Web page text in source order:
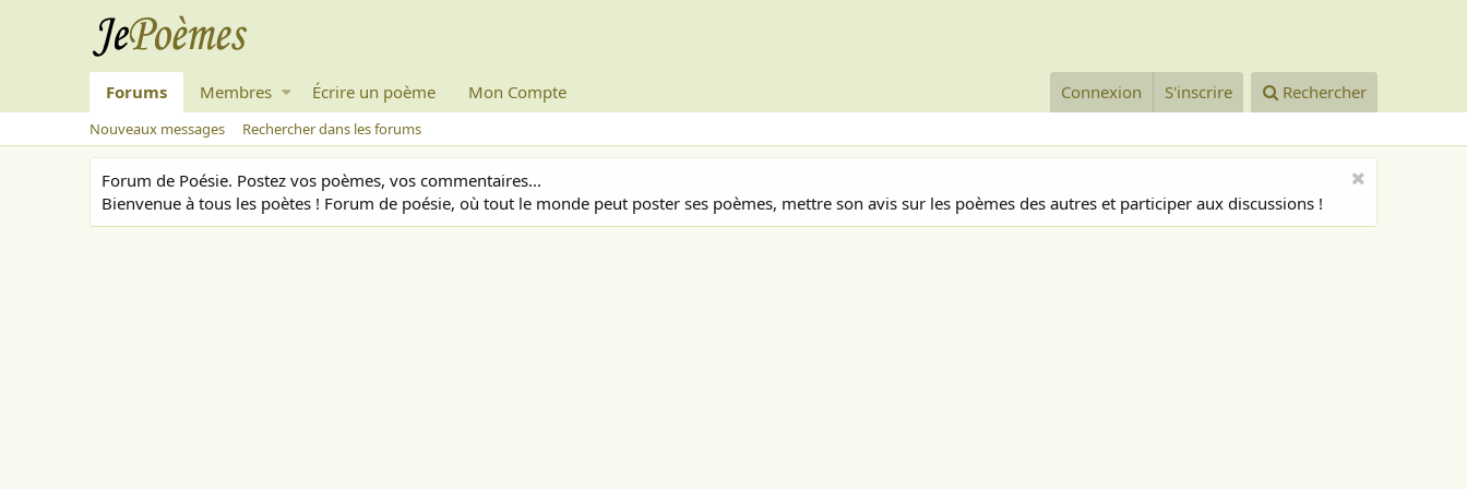
Forums Membres Écrire un poème Mon Compte Connexion S'inscrire Rechercher
Nouveaux messages Rechercher dans les forums
Forum de Poésie. Postez vos poèmes, vos commentaires...
Bienvenue à tous les poètes ! Forum de poésie, où tout le monde peut poster ses poèmes, mettre son avis sur les poèmes des autres et participer aux discussions !